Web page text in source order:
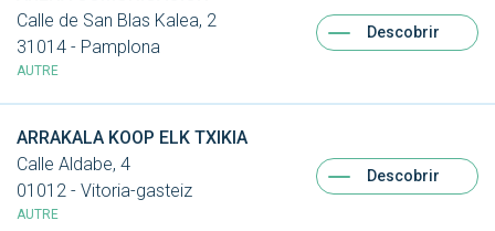
Calle de San Blas Kalea, 2
31014 - Pamplona
AUTRE
Descobrir
ARRAKALA KOOP ELK TXIKIA
Calle Aldabe, 4
01012 - Vitoria-gasteiz
AUTRE
Descobrir